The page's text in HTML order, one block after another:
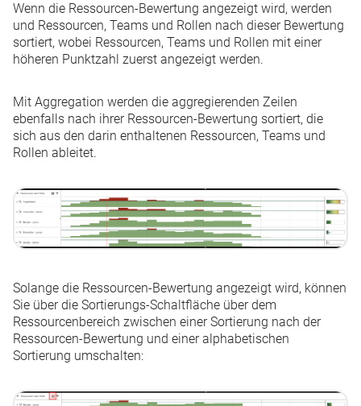
Wenn die Ressourcen-Bewertung angezeigt wird, werden
und Ressourcen, Teams und Rollen nach dieser Bewertung
sortiert, wobei Ressourcen, Teams und Rollen mit einer
höheren Punktzahl zuerst angezeigt werden.
Mit Aggregation werden die aggregierenden Zeilen
ebenfalls nach ihrer Ressourcen-Bewertung sortiert, die
sich aus den darin enthaltenen Ressourcen, Teams und
Rollen ableitet.
Solange die Ressourcen-Bewertung angezeigt wird, können
Sie über die Sortierungs-Schaltfläche über dem
Ressourcenbereich zwischen einer Sortierung nach der
Ressourcen-Bewertung und einer alphabetischen
Sortierung umschalten: